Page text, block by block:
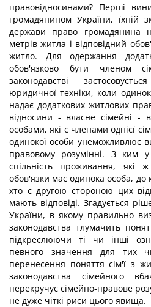
правовідносинами? Перші
громадянином України, їхній
держави право громадянина
метрів житла і відповідний
житло. Для одержання
обов'язково бути членом
законодавстві
юридичної техніки, коли
надає додаткових житлових
відносини - власне сімейні -
особами, які є членами однієї
одинокої особи унеможливлює
правовому розумінні. З ким
спільність проживання, які
обов'язки має одинока особа, до
хто є другою стороною цих
мають відповіді. Згадується
України, в якому правильно
законодавства тлумачить
підкреслюючи ті чи інші
певного значення для тих
перенесення поняття сім'ї з
законодавства сімейного
перекручує сімейно-правове
не дуже чіткі риси цього явища.